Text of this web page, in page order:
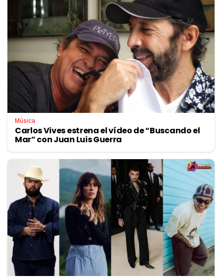
Música
Carlos Vives estrena el vídeo de “Buscando el
Mar” con Juan Luis Guerra